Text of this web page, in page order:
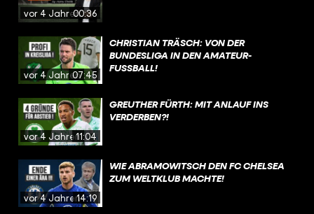
vor 4 Jahren00:36
vor 4 Jahren07:45
CHRISTIAN TRÄSCH: VON DER
BUNDESLIGA IN DEN AMATEUR-
FUSSBALL!
vor 4 Jahren11:04
GREUTHER FÜRTH: MIT ANLAUF INS
VERDERBEN?!
vor 4 Jahren14:19
WIE ABRAMOWITSCH DEN FC CHELSEA
ZUM WELTKLUB MACHTE!